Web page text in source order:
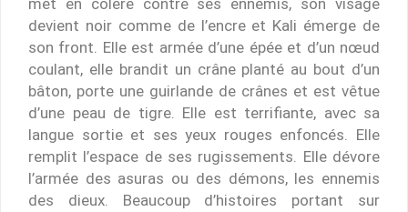
devient noir comme de l’encre et Kali émerge de
son front. Elle est armée d’une épée et d’un nœud
coulant, elle brandit un crâne planté au bout d’un
bâton, porte une guirlande de crânes et est vêtue
d’une peau de tigre. Elle est terrifiante, avec sa
langue sortie et ses yeux rouges enfoncés. Elle
remplit l’espace de ses rugissements. Elle dévore
l’armée des asuras ou des démons, les ennemis
des dieux. Beaucoup d’histoires portant sur